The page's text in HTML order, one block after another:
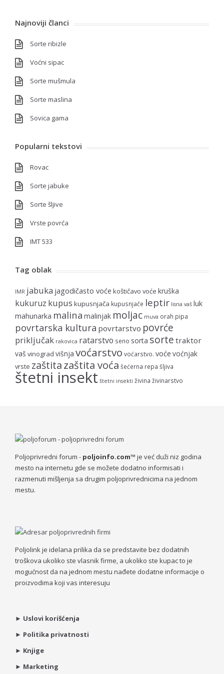
Najnoviji članci
Sorte ribizle
Voćni sipac
Sorte mušmula
Sorte maslina
Sovica gama
Popularni tekstovi
Rovac
Sorte jabuke
Sorte šljive
Vrste povrća
IMT 533
Tag oblak
IMR jabuka jagodičasto voće koštičavo voće kruška
kukuruz kupus kupusnjača kupusnjače leptir lisna vaš luk
mahunarka malina malinjak moljac muva orah pipa
povrtarska kultura povrtarstvo povrće
priključak rakovica ratarstvo seno sorta sorte traktor
vaš vinograd višnja voćarstvo voćarstvo. voće voćnjak
vrste zaštitazaštita voća šećerna repa šljiva
štetni insekt štetni insekti živina živinarstvo
Poljoprivredni forum - poljoinfo.com™ je već duži niz godina
mesto na internetu gde se možete dodatno informisati i
razmenuti mišljenja sa drugim poljoprivrednicima na jednom
mestu.
Poljolink je idelana prilika da se predstavite bez dodatnih
troškova ukoliko ste vlasnik firme, a ukoliko ste kupac to je
mogućnost da na jednom mestu nađete dodatne informacije o
proizvodima koji vas interesuju
► Uslovi korišćenja
► Politika privatnosti
► Knjige
► Marketing